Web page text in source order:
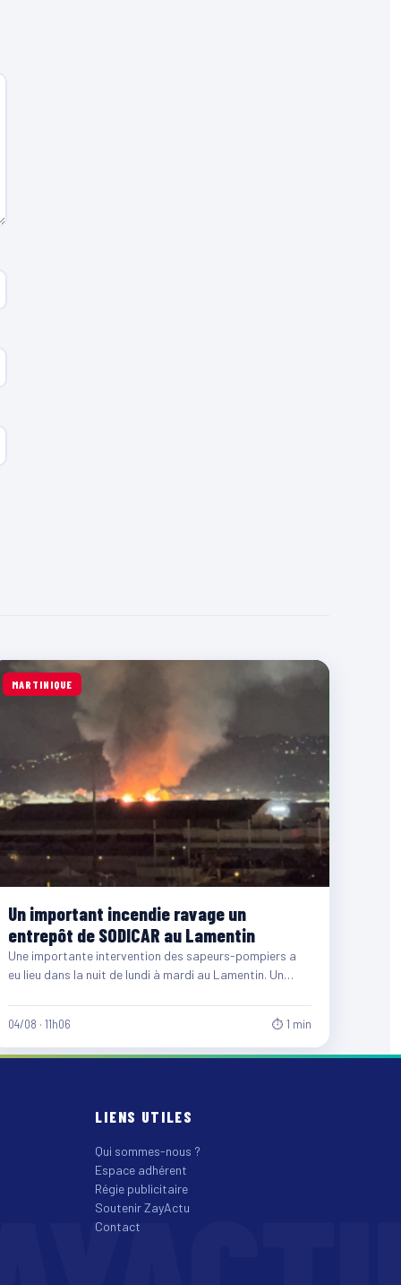
MARTINIQUE
Un important incendie ravage un
entrepôt de SODICAR au Lamentin
Une importante intervention des sapeurs-pompiers a
eu lieu dans la nuit de lundi à mardi au Lamentin. Un…
04/08 · 11h06 ⏱ 1 min
LIENS UTILES
Qui sommes-nous ?
Espace adhérent
Régie publicitaire
Soutenir ZayActu
Contact